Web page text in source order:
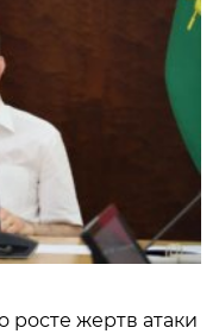
росте жертв атаки